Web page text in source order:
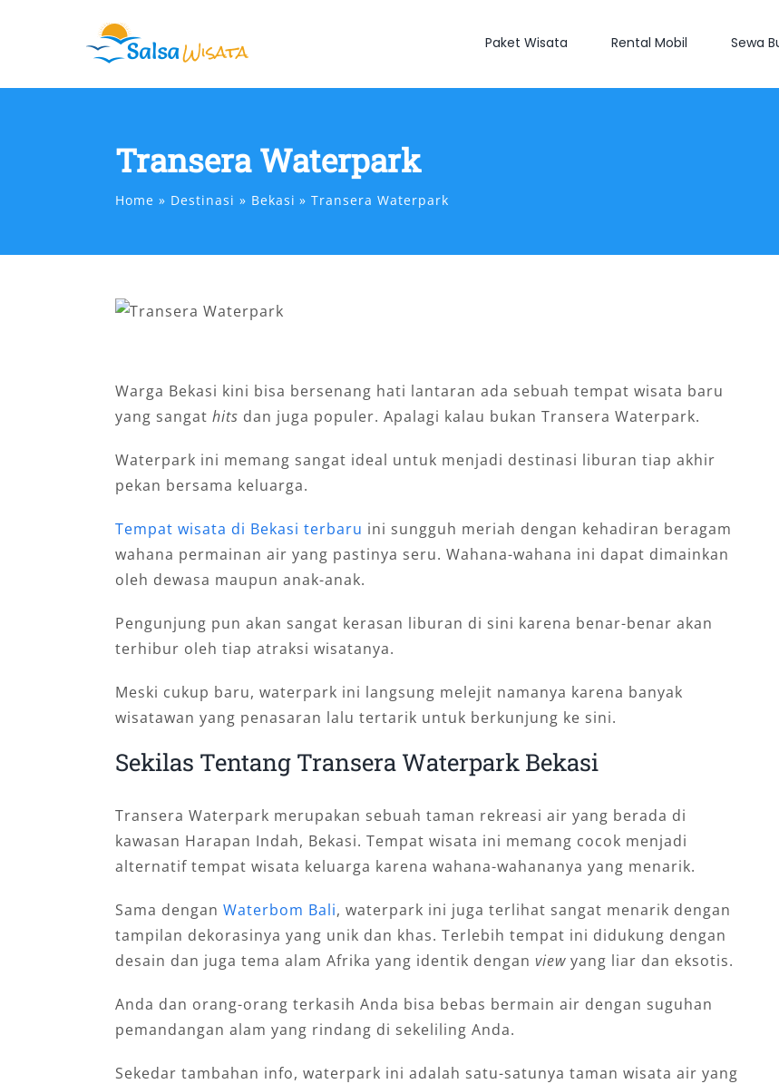
Paket Wisata Rental Mobil Sewa
Transera Waterpark
Home Destinasi Bekasi Transera Waterpark
Warga Bekasi kini bisa bersenang hati lantaran ada sebuah tempat wisata baru
yang sangat hits dan juga populer. Apalagi kalau bukan Transera Waterpark.
Waterpark ini memang sangat ideal untuk menjadi destinasi liburan tiap akhir
pekan bersama keluarga.
Tempat wisata di Bekasi terbaru ini sungguh meriah dengan kehadiran beragam
wahana permainan air yang pastinya seru. Wahana-wahana ini dapat dimainkan
oleh dewasa maupun anak-anak.
Pengunjung pun akan sangat kerasan liburan di sini karena benar-benar akan
terhibur oleh tiap atraksi wisatanya.
Meski cukup baru, waterpark ini langsung melejit namanya karena banyak
wisatawan yang penasaran lalu tertarik untuk berkunjung ke sini.
Sekilas Tentang Transera Waterpark Bekasi
Transera Waterpark merupakan sebuah taman rekreasi air yang berada di
kawasan Harapan Indah, Bekasi. Tempat wisata ini memang cocok menjadi
alternatif tempat wisata keluarga karena wahana-wahananya yang menarik.
Sama dengan Waterbom Bali, waterpark ini juga terlihat sangat menarik dengan
tampilan dekorasinya yang unik dan khas. Terlebih tempat ini didukung dengan
desain dan juga tema alam Afrika yang identik dengan view yang liar dan eksotis.
Anda dan orang-orang terkasih Anda bisa bebas bermain air dengan suguhan
pemandangan alam yang rindang di sekeliling Anda.
Sekedar tambahan info, waterpark ini adalah satu-satunya taman wisata air yang